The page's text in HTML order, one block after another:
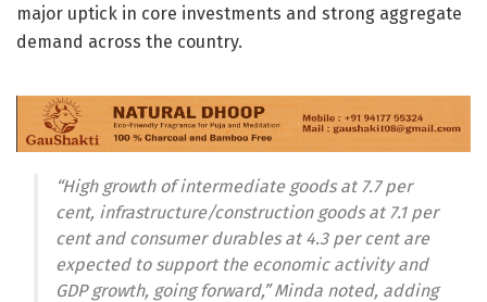
major uptick in core investments and strong aggregate
demand across the country.
“High growth of intermediate goods at 7.7 per
cent, infrastructure/construction goods at 7.1 per
cent and consumer durables at 4.3 per cent are
expected to support the economic activity and
GDP growth, going forward,” Minda noted, adding